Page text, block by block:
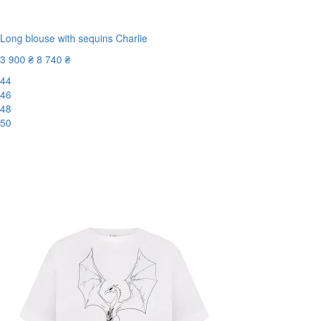
Long blouse with sequins Charlie
3 900 ₴ 8 740 ₴
44
46
48
50